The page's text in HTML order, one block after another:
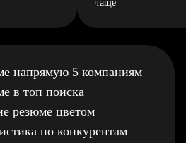
чаще
напрямую 5 компаниям
в топ поиска
резюме цветом
по конкурентам